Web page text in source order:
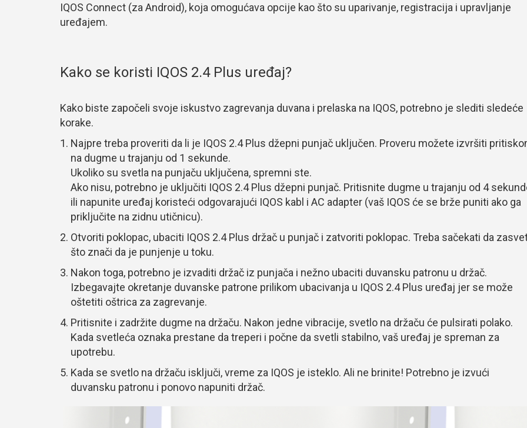
IQOS Connect (za Android), koja omogućava opcije kao što su uparivanje, registracija i upravljanje
uređajem.
Kako se koristi IQOS 2.4 Plus uređaj?
Kako biste započeli svoje iskustvo zagrevanja duvana i prelaska na IQOS, potrebno je slediti sledeće
korake.
Najpre treba proveriti da li je IQOS 2.4 Plus džepni punjač uključen. Proveru možete izvršiti
na dugme u trajanju od 1 sekunde.
Ukoliko su svetla na punjaču uključena, spremni ste.
Ako nisu, potrebno je uključiti IQOS 2.4 Plus džepni punjač. Pritisnite dugme u trajanju od 4
ili napunite uređaj koristeći odgovarajući IQOS kabl i AC adapter (vaš IQOS će se brže puniti ako ga
priključite na zidnu utičnicu).
Otvoriti poklopac, ubaciti IQOS 2.4 Plus držač u punjač i zatvoriti poklopac. Treba sačekati da
što znači da je punjenje u toku.
Nakon toga, potrebno je izvaditi držač iz punjača i nežno ubaciti duvansku patronu u držač.
Izbegavajte okretanje duvanske patrone prilikom ubacivanja u IQOS 2.4 Plus uređaj jer se može
oštetiti oštrica za zagrevanje.
Pritisnite i zadržite dugme na držaču. Nakon jedne vibracije, svetlo na držaču će pulsirati polako.
Kada svetleća oznaka prestane da treperi i počne da svetli stabilno, vaš uređaj je spreman za
upotrebu.
Kada se svetlo na držaču isključi, vreme za IQOS je isteklo. Ali ne brinite! Potrebno je izvući
duvansku patronu i ponovo napuniti držač.